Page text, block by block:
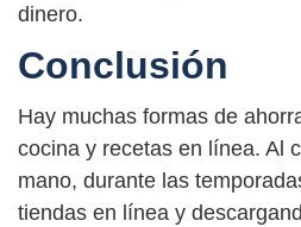
dinero.
Conclusión
Hay muchas formas de
cocina y recetas en línea. Al
mano, durante las
tiendas en línea y